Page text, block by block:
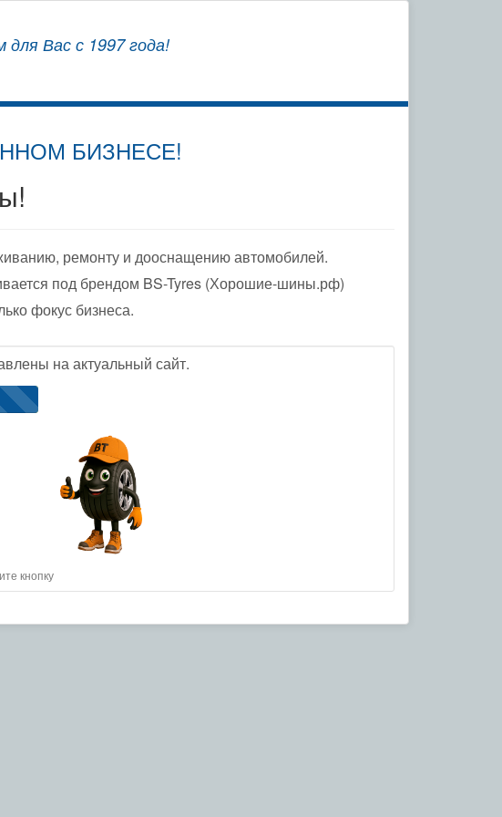
Вас с 1997 года!
БИЗНЕСЕ!
ремонту и дооснащению автомобилей.
под брендом BS-Tyres (Хорошие-шины.рф)
фокус бизнеса.
на актуальный сайт.
кнопку